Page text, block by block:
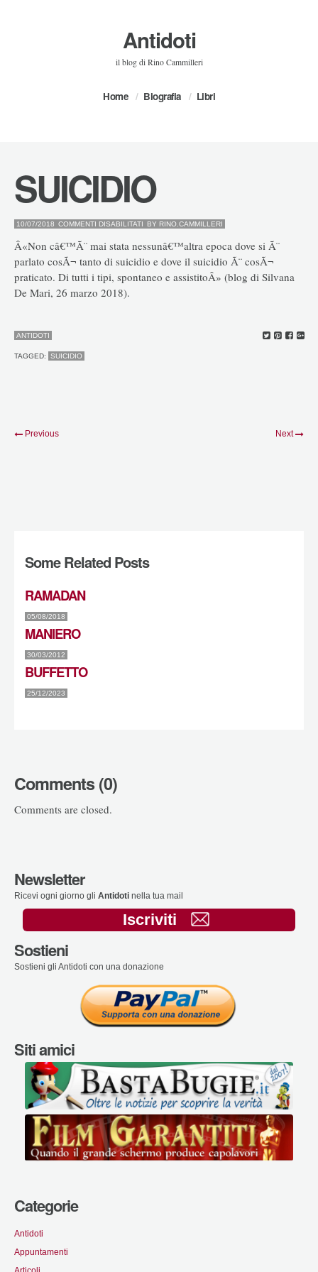
Antidoti
il blog di Rino Cammilleri
Home Biografia Libri
SUICIDIO
10/07/2018 COMMENTI DISABILITATI SU
BY RINO.CAMMILLERI
Â«Non câ€™Ã¨ mai stata nessunâ€™altra epoca dove si Ã¨
parlato cosÃ¬ tanto di suicidio e dove il suicidio Ã¨ cosÃ¬
praticato. Di tutti i tipi, spontaneo e assistitoÂ» (blog di Silvana
De Mari, 26 marzo 2018).
ANTIDOTI
TAGGED: SUICIDIO
Previous Next
Some Related Posts
RAMADAN
05/08/2018
MANIERO
30/03/2012
BUFFETTO
25/12/2023
Comments (0)
Comments are closed.
Newsletter
Ricevi ogni giorno gli Antidoti nella tua mail
Iscriviti
Sostieni
Sostieni gli Antidoti con una donazione
Siti amici
Categorie
Antidoti
Appuntamenti
Articoli